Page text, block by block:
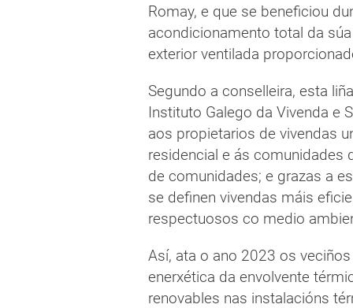
Romay, e que se beneficiou
acondicionamento total da
exterior ventilada
Segundo a conselleira, esta
Instituto Galego da Vivenda e
aos propietarios de vivendas
residencial e ás comunidades
de comunidades; e grazas a
se definen vivendas máis
respectuosos co medio
Así, ata o ano 2023 os
enerxética da envolvente
renovables nas instalacións